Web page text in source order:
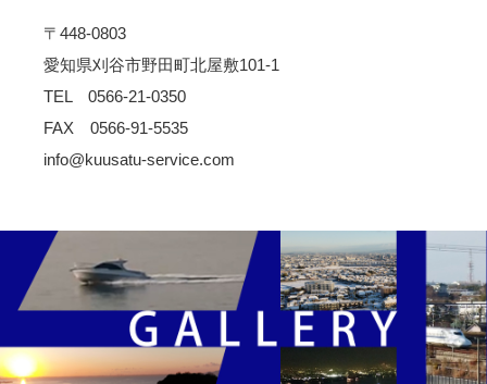
〒448-0803
愛知県刈谷市野田町北屋敷101-1
TEL 0566-21-0350
FAX 0566-91-5535
info@kuusatu-service.com